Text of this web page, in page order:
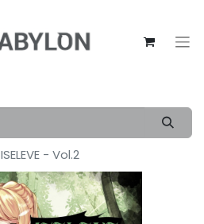
ISELEVE - Vol.2